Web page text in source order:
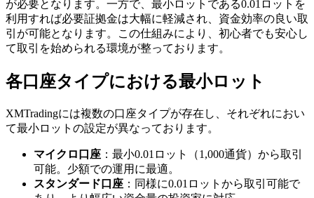
が必要となります。一方で、最小ロットである0.01ロットを
利用すれば必要証拠金は大幅に軽減され、資金効率の良い取
引が可能となります。この仕組みにより、初心者でも安心し
て取引を始められる環境が整っております。
各口座タイプにおける最小ロット
XMTradingには複数の口座タイプが存在し、それぞれにおい
て最小ロットの設定が異なっております。
マイクロ口座 ：最小0.01ロット（1,000通貨）から取引
可能。少額での運用に最適。
スタンダード口座 ：同様に0.01ロットから取引可能で